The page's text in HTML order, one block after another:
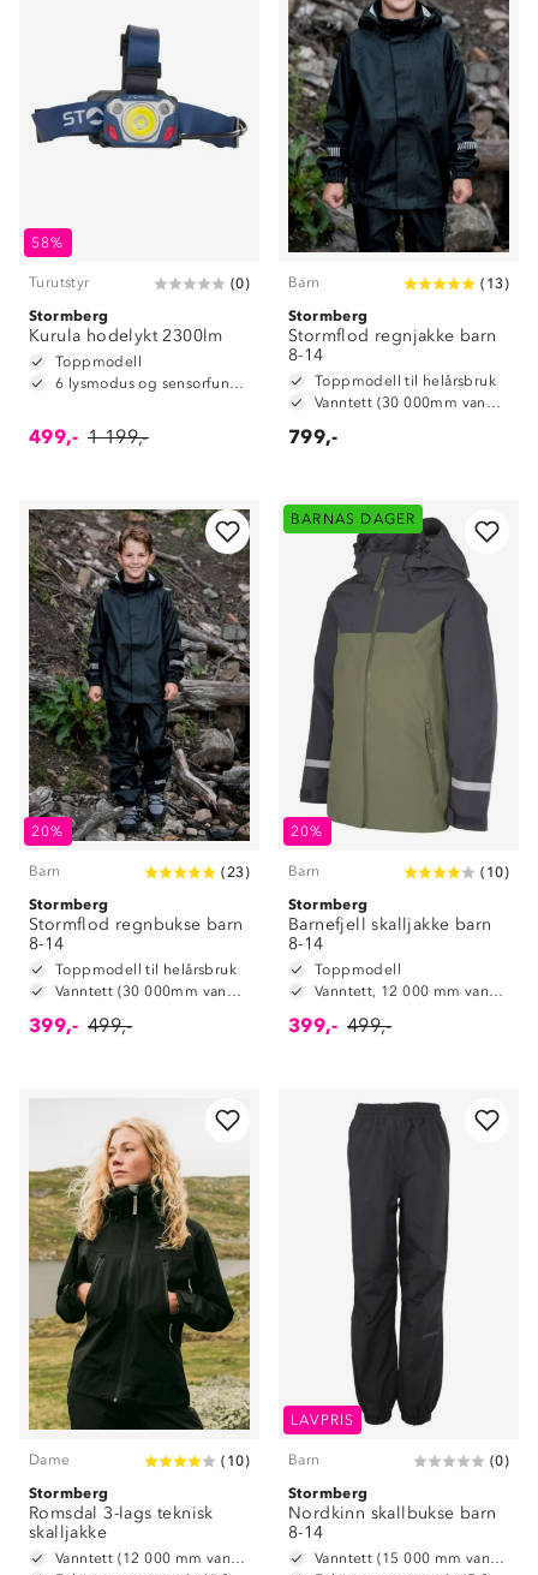
58%
Turutstyr (0)
Stormberg
Kurula hodelykt 2300lm
Toppmodell
6 lysmodus og sensorfunksjon
499,- 1 199,-
Barn ( 13)
Stormberg
Stormflod regnjakke barn
8-14
Toppmodell til helårsbruk
Vanntett (30 000mm vannsøyle)
799,-
20%
Barn (23)
Stormberg
Stormflod regnbukse barn
8-14
Toppmodell til helårsbruk
Vanntett (30 000mm vannsøyle)
399,- 499,-
BARNAS DAGER
20%
Barn ( 10)
Stormberg
Barnefjell skalljakke barn
8-14
Toppmodell
Vanntett, 12 000 mm vannsøyle
399,- 499,-
Dame ( 10)
Stormberg
Romsdal 3-lags teknisk
skalljakke
Vanntett (12 000 mm vannsøyle)
LAVPRIS
Barn (0)
Stormberg
Nordkinn skallbukse barn
8-14
Vanntett (15 000 mm vannsøyle)